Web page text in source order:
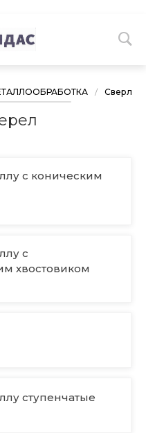
/ Сверла,
с коническим
с
хвостовиком
ступенчатые